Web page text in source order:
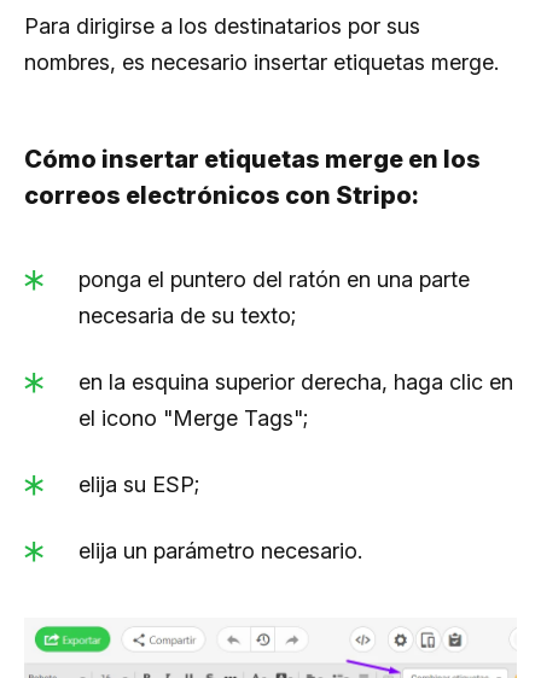
Para dirigirse a los destinatarios por sus
nombres, es necesario insertar etiquetas merge.
Cómo insertar etiquetas merge en los
correos electrónicos con Stripo:
ponga el puntero del ratón en una parte
necesaria de su texto;
en la esquina superior derecha, haga clic en
el icono "Merge Tags";
elija su ESP;
elija un parámetro necesario.